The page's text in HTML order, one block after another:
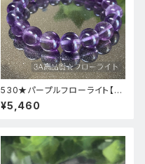
530★パープルフローライト【高
品質・高透明度】天然石パワース
トーンブレスレット新品
¥5,460